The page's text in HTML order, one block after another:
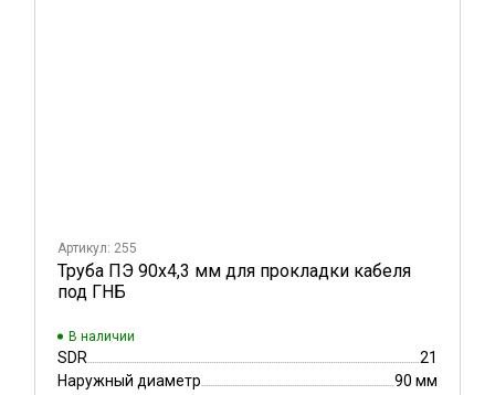
Артикул: 255
Труба ПЭ 90x4,3 мм для прокладки кабеля
под ГНБ
В наличии
SDR
21
Наружный диаметр
90 мм